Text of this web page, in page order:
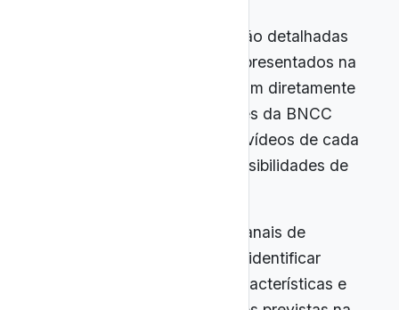
Essas análises preliminares são detalhadas
nos quadros comparativos apresentados na
sequência, os quais relacionam diretamente
as competências e habilidades da BNCC
com exemplos concretos de vídeos de cada
canal, indicando também possibilidades de
Dessa forma, a análise dos canais de
divulgação científica permite identificar
convergências entre suas características e